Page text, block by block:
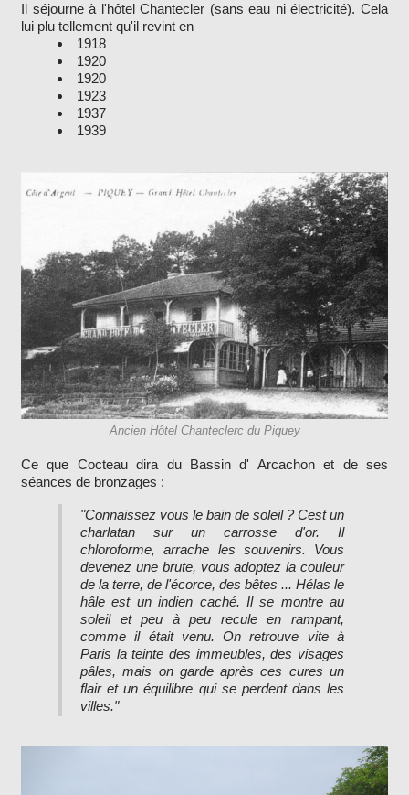
Il séjourne à l'hôtel Chantecler (sans eau ni électricité). Cela
lui plu tellement qu'il revint en
1918
1920
1920
1923
1937
1939
Ancien Hôtel Chanteclerc du Piquey
Ce que Cocteau dira du Bassin d' Arcachon et de ses
séances de bronzages :
"Connaissez vous le bain de soleil ? Cest un
charlatan sur un carrosse d'or. Il
chloroforme, arrache les souvenirs. Vous
devenez une brute, vous adoptez la couleur
de la terre, de l'écorce, des bêtes ... Hélas le
hâle est un indien caché. Il se montre au
soleil et peu à peu recule en rampant,
comme il était venu. On retrouve vite à
Paris la teinte des immeubles, des visages
pâles, mais on garde après ces cures un
flair et un équilibre qui se perdent dans les
villes."